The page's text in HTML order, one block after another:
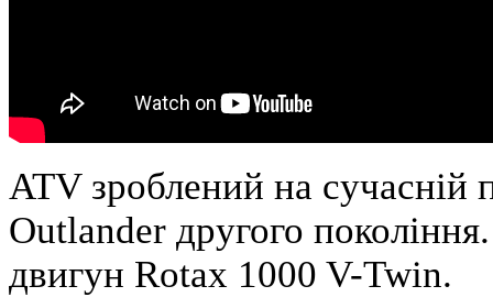
ATV зроблений на
Outlander другого
двигун Rotax 1000 V-Twin.